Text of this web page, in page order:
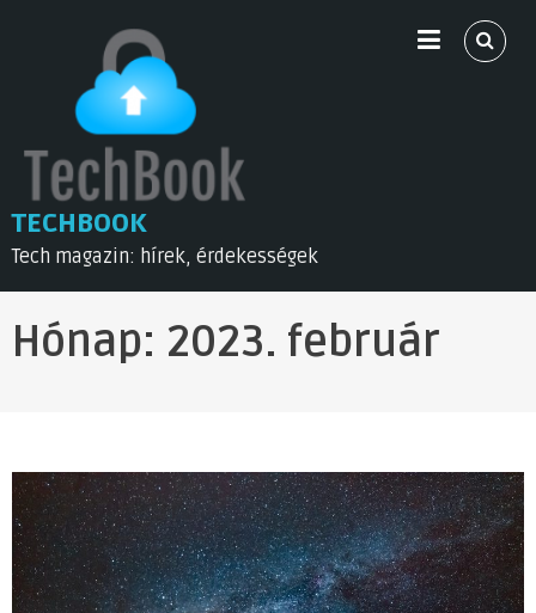
TECHBOOK
Tech magazin: hírek, érdekességek
Hónap: 2023. február